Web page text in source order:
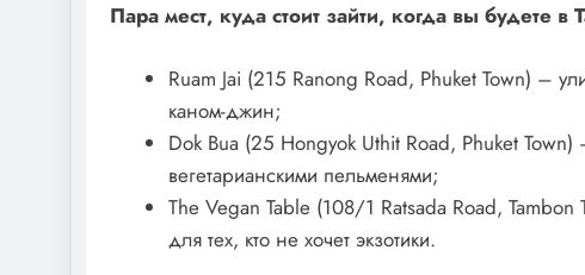
Пара мест, куда стоит зайти, когда вы будете в
Ruam Jai (215 Ranong Road, Phuket Town) –
каном-джин;
Dok Bua (25 Hongyok Uthit Road, Phuket
вегетарианскими пельменями;
The Vegan Table (108/1 Ratsada Road,
для тех, кто не хочет экзотики.